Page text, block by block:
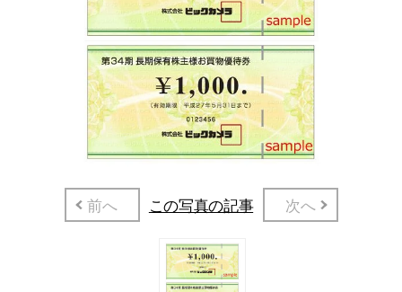
前へ この写真の記事 次へ